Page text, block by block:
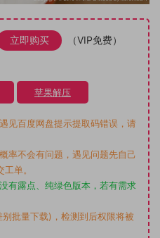
立即购买
（VIP免费）
苹果解压
百度网盘提示提取码错误，请
不会有问题，遇见问题先自己
单。
有露点、纯绿色版本，若有需求
批量下载)，检测到后权限将被